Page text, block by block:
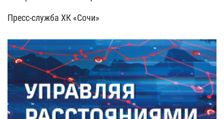
Пресс-служба ХК «Сочи»